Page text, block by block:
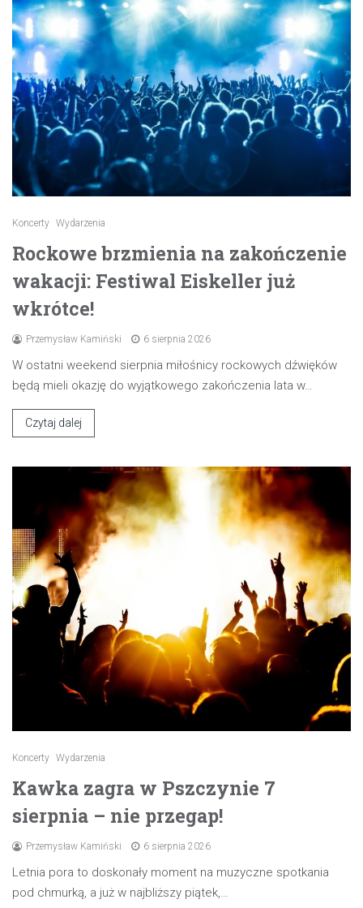
Koncerty Wydarzenia
Rockowe brzmienia na zakończenie
wakacji: Festiwal Eiskeller już
wkrótce!
Przemysław Kamiński 6 sierpnia 2026
W ostatni weekend sierpnia miłośnicy rockowych dźwięków
będą mieli okazję do wyjątkowego zakończenia lata w…
Czytaj dalej
Koncerty Wydarzenia
Kawka zagra w Pszczynie 7
sierpnia – nie przegap!
Przemysław Kamiński 6 sierpnia 2026
Letnia pora to doskonały moment na muzyczne spotkania
pod chmurką, a już w najbliższy piątek,…